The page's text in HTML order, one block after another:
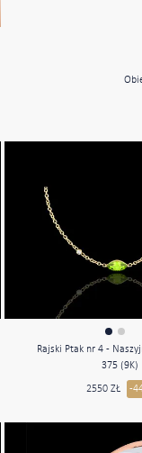
Rajski Ptak nr 4 -
375 (9K)
2550 ZŁ -